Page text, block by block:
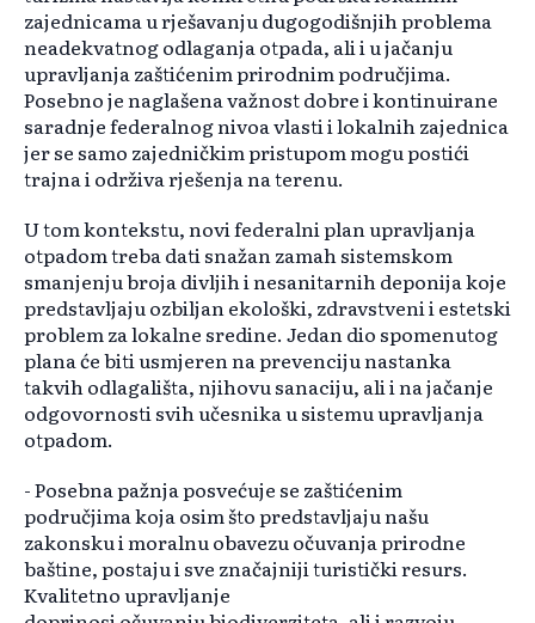
zajednicama u rješavanju dugogodišnjih problema
neadekvatnog odlaganja otpada, ali i u jačanju
upravljanja zaštićenim prirodnim područjima.
Posebno je naglašena važnost dobre i kontinuirane
saradnje federalnog nivoa vlasti i lokalnih zajednica
jer se samo zajedničkim pristupom mogu postići
trajna i održiva rješenja na terenu.
U tom kontekstu, novi federalni plan upravljanja
otpadom treba dati snažan zamah sistemskom
smanjenju broja divljih inesanitarnihdeponija koje
predstavljaju ozbiljan ekološki, zdravstveni i estetski
problem za lokalne sredine. Jedan dio spomenutog
plana će biti usmjeren na prevenciju nastanka
takvih odlagališta, njihovu sanaciju, ali i na jačanje
odgovornosti svih učesnika u sistemu upravljanja
otpadom.
- Posebna pažnja posvećuje se zaštićenim
područjima koja osim što predstavljaju našu
zakonsku i moralnu obavezuočuvanjaprirodne
baštine, postaju i sve značajniji turistički resurs.
Kvalitetno upravljanje